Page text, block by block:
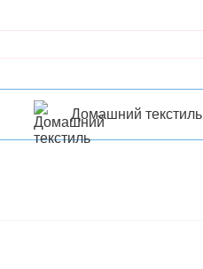
Домашний текстиль